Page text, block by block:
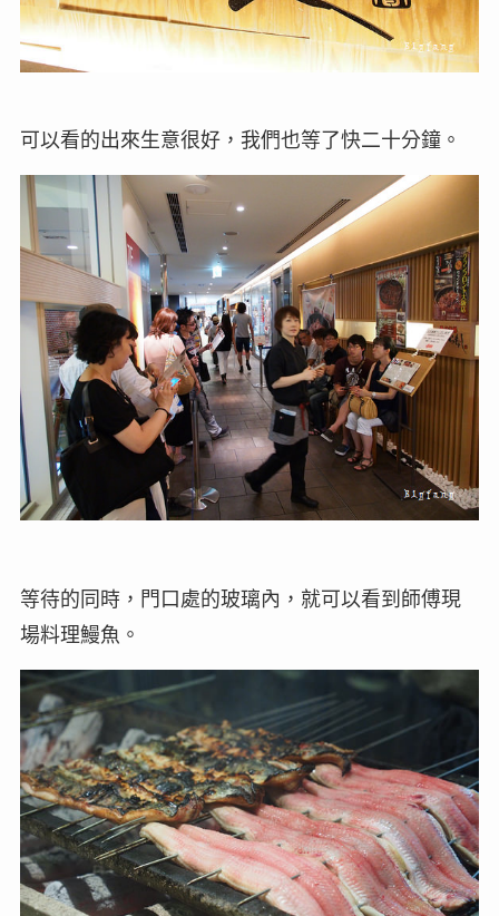
可以看的出來生意很好，我們也等了快二十分鐘。
等待的同時，門口處的玻璃內，就可以看到師傅現
場料理鰻魚。